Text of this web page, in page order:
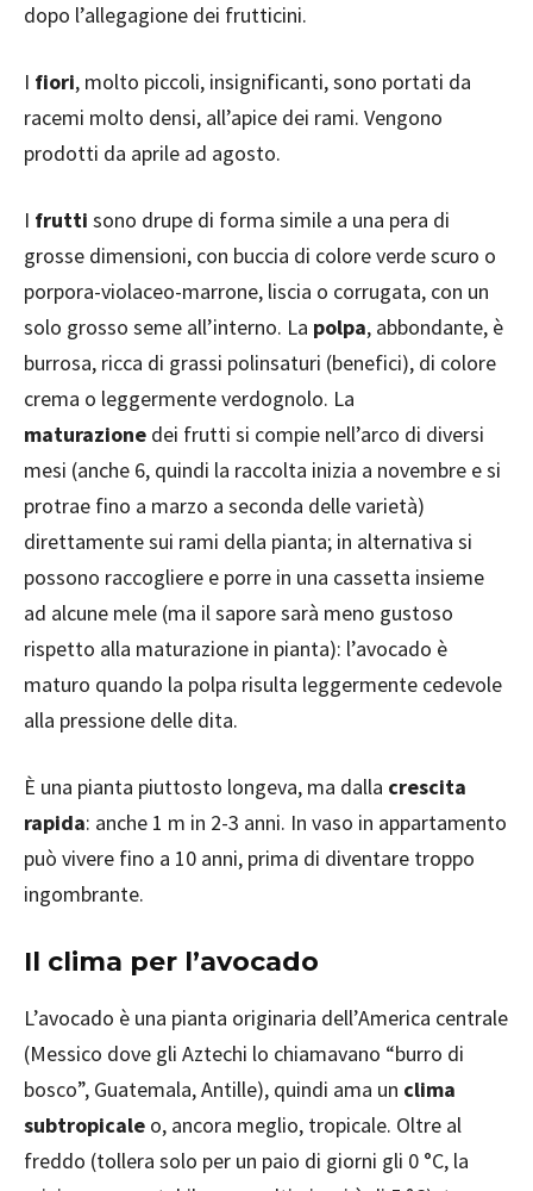
dopo l’allegagione dei frutticini.
I fiori, molto piccoli, insignificanti, sono portati da
racemi molto densi, all’apice dei rami. Vengono
prodotti da aprile ad agosto.
I frutti sono drupe di forma simile a una pera di
grosse dimensioni, con buccia di colore verde scuro o
porpora-violaceo-marrone, liscia o corrugata, con un
solo grosso seme all’interno. La polpa, abbondante, è
burrosa, ricca di grassi polinsaturi (benefici), di colore
crema o leggermente verdognolo. La
maturazione dei frutti si compie nell’arco di diversi
mesi (anche 6, quindi la raccolta inizia a novembre e si
protrae fino a marzo a seconda delle varietà)
direttamente sui rami della pianta; in alternativa si
possono raccogliere e porre in una cassetta insieme
ad alcune mele (ma il sapore sarà meno gustoso
rispetto alla maturazione in pianta): l’avocado è
maturo quando la polpa risulta leggermente cedevole
alla pressione delle dita.
È una pianta piuttosto longeva, ma dalla crescita
rapida: anche 1 m in 2-3 anni. In vaso in appartamento
può vivere fino a 10 anni, prima di diventare troppo
ingombrante.
Il clima per l’avocado
L’avocado è una pianta originaria dell’America centrale
(Messico dove gli Aztechi lo chiamavano “burro di
bosco”, Guatemala, Antille), quindi ama un clima
subtropicale o, ancora meglio, tropicale. Oltre al
freddo (tollera solo per un paio di giorni gli 0 °C, la